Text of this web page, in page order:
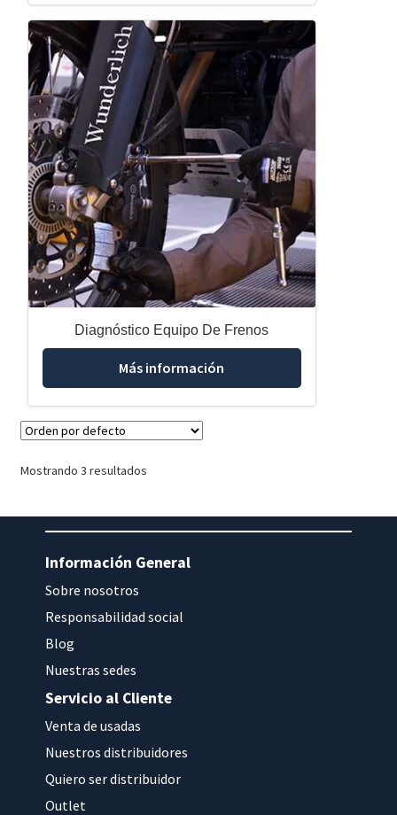
Diagnóstico Equipo De Frenos
Más información
Mostrando 3 resultados
Información General
Sobre nosotros
Responsabilidad social
Blog
Nuestras sedes
Servicio al Cliente
Venta de usadas
Nuestros distribuidores
Quiero ser distribuidor
Outlet